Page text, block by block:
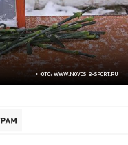
ФОТО: WWW.NOVOSIB-SPORT.RU